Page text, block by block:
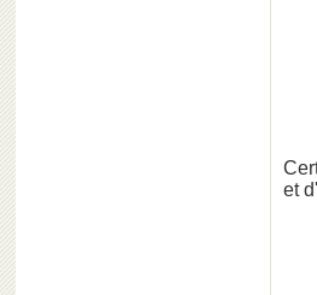
et